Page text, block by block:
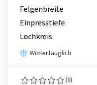
Felgenbreite
Einpresstiefe
Lochkreis
Wintertauglich
(0)